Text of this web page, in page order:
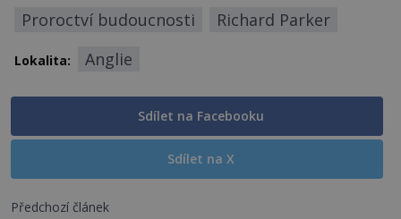
Proroctví budoucnosti
Richard Parker
Lokalita: Anglie
Sdílet na Facebooku
Sdílet na X
Předchozí článek